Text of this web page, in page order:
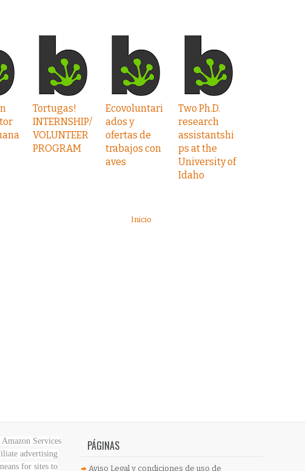
Tortugas!
INTERNSHIP/
VOLUNTEER
PROGRAM
Ecovoluntari
ados y
ofertas de
trabajos con
aves
Two Ph.D.
research
assistantshi
ps at the
University of
Idaho
Inicio
Services
advertising
for sites to
PÁGINAS
Aviso Legal y condiciones de uso de